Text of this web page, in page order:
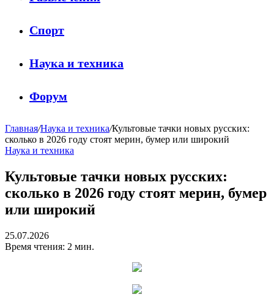
Спорт
Наука и техника
Форум
Главная/Наука и техника/Культовые тачки новых русских:
сколько в 2026 году стоят мерин, бумер или широкий
Наука и техника
Культовые тачки новых русских:
сколько в 2026 году стоят мерин, бумер
или широкий
25.07.2026
Время чтения: 2 мин.